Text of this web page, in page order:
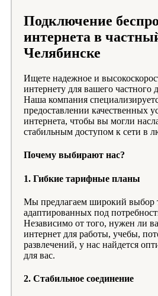
Подключение
интернета в
Челябинске
Ищете надежное и
интернету для вашего частного
Наша компания
предоставлении качественных
интернета, чтобы вы могли
стабильным доступом к сети в
Почему выбирают нас?
1. Гибкие тарифные планы
Мы предлагаем широкий выбор
адаптированных под
Независимо от того, нужен ли
интернет для работы, учебы,
развлечений, у нас найдется
для вас.
2. Стабильное соединение